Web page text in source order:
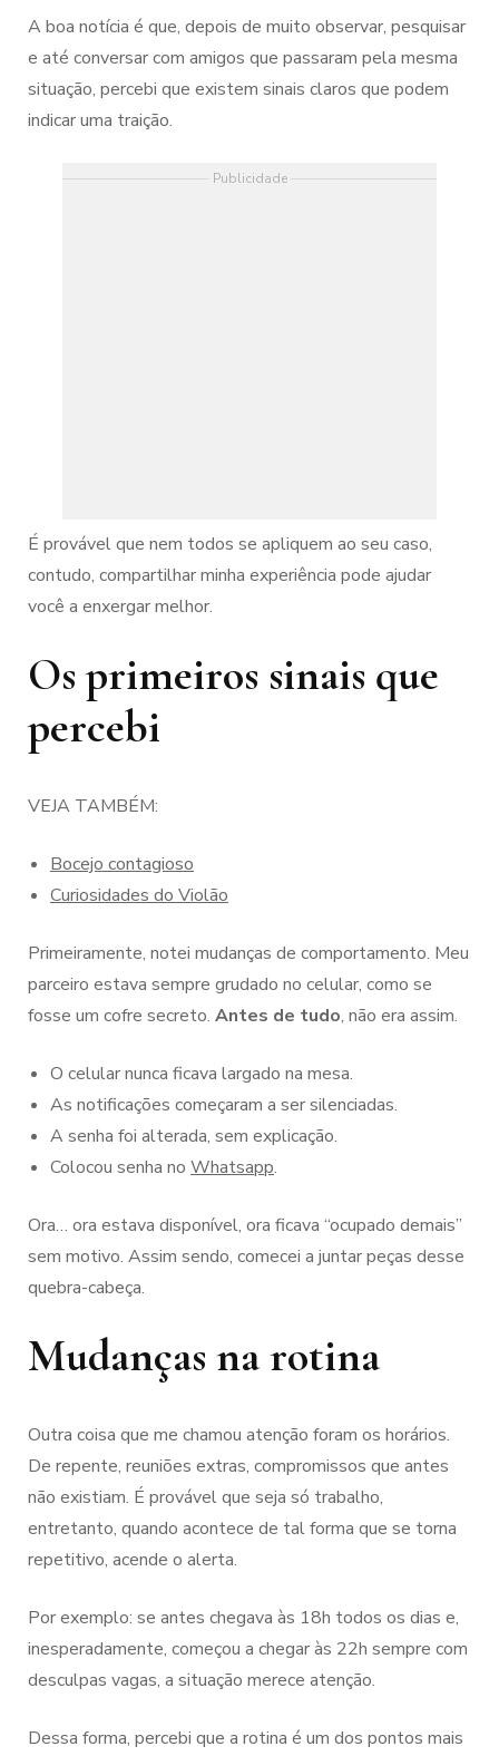
A boa notícia é que, depois de muito observar, pesquisar
e até conversar com amigos que passaram pela mesma
situação, percebi que existem sinais claros que podem
indicar uma traição.
Publicidade
É provável que nem todos se apliquem ao seu caso,
contudo, compartilhar minha experiência pode ajudar
você a enxergar melhor.
Os primeiros sinais que
percebi
VEJA TAMBÉM:
Bocejo contagioso
Curiosidades do Violão
Primeiramente, notei mudanças de comportamento. Meu
parceiro estava sempre grudado no celular, como se
fosse um cofre secreto. Antes de tudo, não era assim.
O celular nunca ficava largado na mesa.
As notificações começaram a ser silenciadas.
A senha foi alterada, sem explicação.
Colocou senha no Whatsapp.
Ora… ora estava disponível, ora ficava “ocupado demais”
sem motivo. Assim sendo, comecei a juntar peças desse
quebra-cabeça.
Mudanças na rotina
Outra coisa que me chamou atenção foram os horários.
De repente, reuniões extras, compromissos que antes
não existiam. É provável que seja só trabalho,
entretanto, quando acontece de tal forma que se torna
repetitivo, acende o alerta.
Por exemplo: se antes chegava às 18h todos os dias e,
inesperadamente, começou a chegar às 22h sempre com
desculpas vagas, a situação merece atenção.
Dessa forma, percebi que a rotina é um dos pontos mais